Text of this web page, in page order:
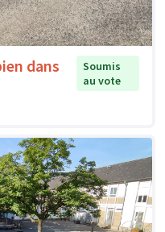
dans
Soumis
au vote